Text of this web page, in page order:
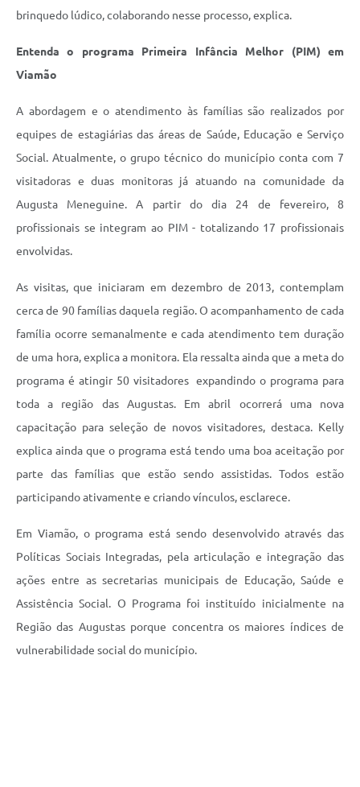
brinquedo lúdico, colaborando nesse processo, explica.
Entenda o programa Primeira Infância Melhor (PIM) em
Viamão
A abordagem e o atendimento às famílias são realizados por
equipes de estagiárias das áreas de Saúde, Educação e Serviço
Social. Atualmente, o grupo técnico do município conta com 7
visitadoras e duas monitoras já atuando na comunidade da
Augusta Meneguine. A partir do dia 24 de fevereiro, 8
profissionais se integram ao PIM - totalizando 17 profissionais
envolvidas.
As visitas, que iniciaram em dezembro de 2013, contemplam
cerca de 90 famílias daquela região. O acompanhamento de cada
família ocorre semanalmente e cada atendimento tem duração
de uma hora, explica a monitora. Ela ressalta ainda que a meta do
programa é atingir 50 visitadores  expandindo o programa para
toda a região das Augustas. Em abril ocorrerá uma nova
capacitação para seleção de novos visitadores, destaca. Kelly
explica ainda que o programa está tendo uma boa aceitação por
parte das famílias que estão sendo assistidas. Todos estão
participando ativamente e criando vínculos, esclarece.
Em Viamão, o programa está sendo desenvolvido através das
Políticas Sociais Integradas, pela articulação e integração das
ações entre as secretarias municipais de Educação, Saúde e
Assistência Social. O Programa foi instituído inicialmente na
Região das Augustas porque concentra os maiores índices de
vulnerabilidade social do município.